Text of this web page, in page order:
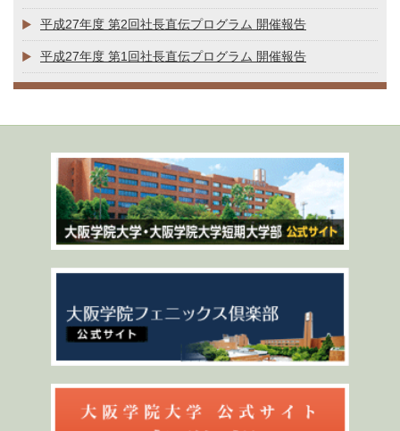
平成27年度 第2回社長直伝プログラム 開催報告
平成27年度 第1回社長直伝プログラム 開催報告